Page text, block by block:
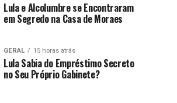
Lula e Alcolumbre se Encontraram
em Segredo na Casa de Moraes
GERAL 15 horas atrás
Lula Sabia do Empréstimo Secreto
no Seu Próprio Gabinete?